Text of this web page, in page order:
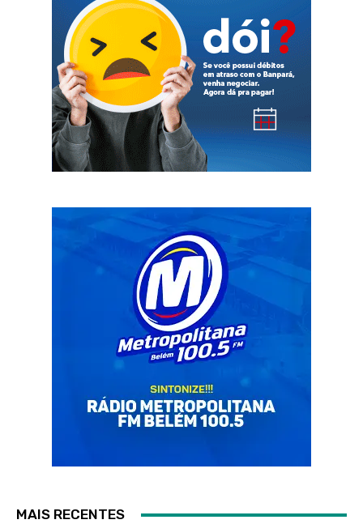
MAIS RECENTES